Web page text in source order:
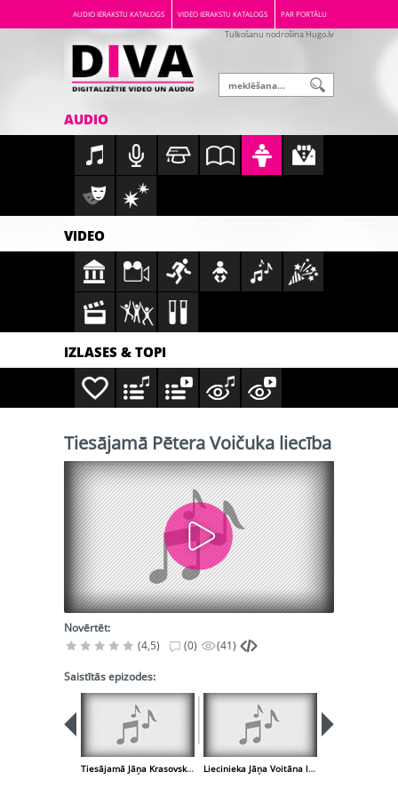
AUDIO IERAKSTU KATALOGS VIDEO IERAKSTU KATALOGS PAR PORTĀLU
Tulkošanu nodrošina Hugo.lv
AUDIO
VIDEO
IZLASES & TOPI
Tiesājamā Pētera Voičuka liecība
Novērtēt:
(4,5)
(0) (41)
Saistītās epizodes:
Tiesājamā Jāņa Krasovska liecība Liecinieka Jāņa Voitāna liecība